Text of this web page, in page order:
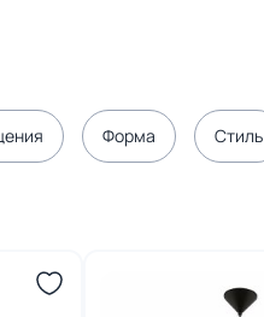
Форма Стиль